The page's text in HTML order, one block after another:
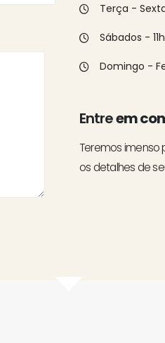
Terça -
Sábados -
Domingo -
Entreem
Teremos imenso
os detalhes de